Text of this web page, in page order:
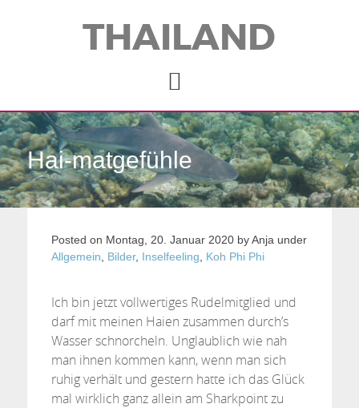
THAILAND
Hai-matgefühle
Posted on Montag, 20. Januar 2020byAnja under
Allgemein
Bilder, Inselfeeling Koh Phi Phi
Ich bin jetzt vollwertiges Rudelmitglied und
darf mit meinen Haien zusammen durch’s
Wasser schnorcheln. Unglaublich wie nah
man ihnen kommen kann, wenn man sich
ruhig verhält und gestern hatte ich das Glück
mal wirklich ganz allein am Sharkpoint zu